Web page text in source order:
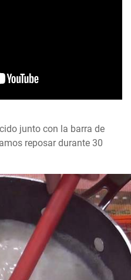
junto con la barra de
reposar durante 30